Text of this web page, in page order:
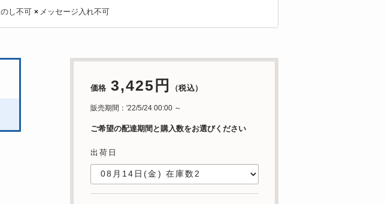
のし不可 × メッセージ入れ不可
価格 3,425円 （税込）
販売期間：'22/5/24 00:00 ～
ご希望の配達期間と購入数をお選びください
出荷日